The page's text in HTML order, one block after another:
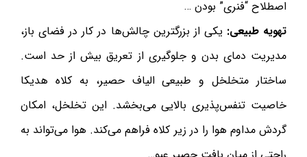
اصطلاح “فنری” بودن …
تهویه طبیعی: یکی از بزرگترین چالش‌ها در کار در فضای باز،
مدیریت دمای بدن و جلوگیری از تعریق بیش از حد است.
ساختار متخلخل و طبیعی الیاف حصیر، به کلاه هدیکا
خاصیت تنفس‌پذیری بالایی می‌بخشد. این تخلخل، امکان
گردش مداوم هوا را در زیر کلاه فراهم می‌کند. هوا می‌تواند به